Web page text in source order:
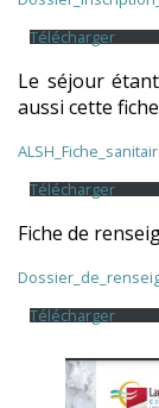
Télécharger
Le séjour
aussi cette
Télécharger
Fiche de
Télécharger